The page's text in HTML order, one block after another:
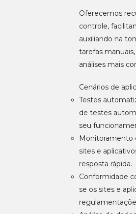
Oferecemos
controle,
auxiliando na
tarefas
análises mais
Cenários de
Testes
de testes
seu
Monitoramento
sites e
resposta rápida.
Conformidade
se os sites e